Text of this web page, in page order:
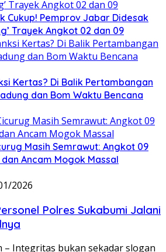
Cukup! Pemprov Jabar Didesak
Trayek Angkot 02 dan 09
Kertas? Di Balik Pertambangan
dan Bom Waktu Bencana
Masih Semrawut: Angkot 09
dan Ancam Mogok Massal
2026
Polres Sukabumi Jalani
– Integritas bukan sekadar slogan